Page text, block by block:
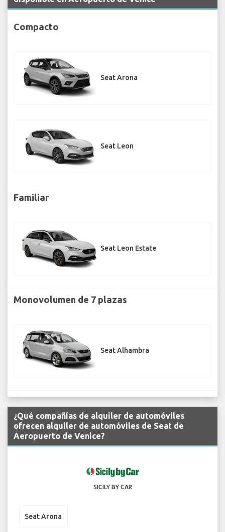
Compacto
Seat Arona
Seat Leon
Familiar
Seat Leon Estate
Monovolumen de 7 plazas
Seat Alhambra
¿Qué compañías de alquiler de automóviles
ofrecen alquiler de automóviles de Seat de
Aeropuerto de Venice?
SICILY BY CAR
Seat Arona